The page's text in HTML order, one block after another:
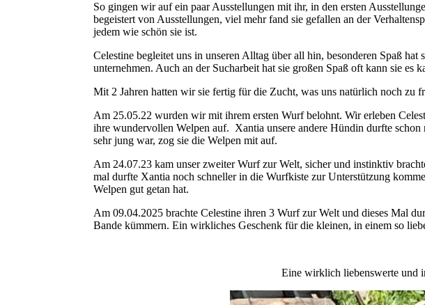
So gingen wir auf ein paar Ausstellungen mit ihr, in den ersten
begeistert von Ausstellungen, viel mehr fand sie gefallen an der
jedem wie schön sie ist.
Celestine begleitet uns in unseren Alltag über all hin, besonderen Spaß
unternehmen. Auch an der Sucharbeit hat sie großen Spaß oft kann sie es
Mit 2 Jahren hatten wir sie fertig für die Zucht, was uns natürlich noch zu
Am 25.05.22 wurden wir mit ihrem ersten Wurf belohnt. Wir erleben
ihre wundervollen Welpen auf. Xantia unsere andere Hündin durfte
sehr jung war, zog sie die Welpen mit auf.
Am 24.07.23 kam unser zweiter Wurf zur Welt, sicher und instinktiv
mal durfte Xantia noch schneller in die Wurfkiste zur Unterstützung
Welpen gut getan hat.
Am 09.04.2025 brachte Celestine ihren 3 Wurf zur Welt und dieses Mal
Bande kümmern. Ein wirkliches Geschenk für die kleinen, in einem so
Eine wirklich liebenswerte und